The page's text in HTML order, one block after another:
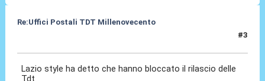
Re:Uffici Postali TDT Millenovecento
#3
Lazio style ha detto che hanno bloccato il rilascio delle
Tdt